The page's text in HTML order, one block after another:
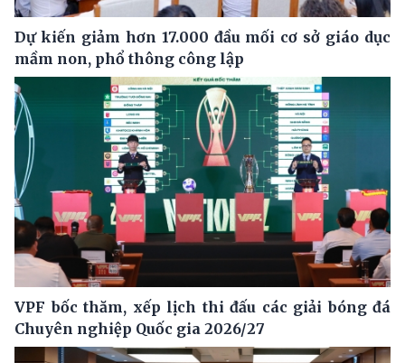
Dự kiến giảm hơn 17.000 đầu mối cơ sở giáo dục
mầm non, phổ thông công lập
VPF bốc thăm, xếp lịch thi đấu các giải bóng đá
Chuyên nghiệp Quốc gia 2026/27